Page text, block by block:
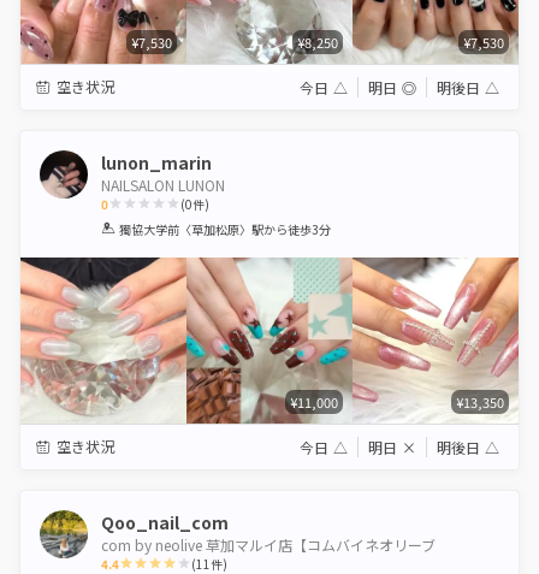
¥7,530 ¥8,250 ¥7,530
空き状況 今日 △ 明日 ◎ 明後日 △
lunon_marin
NAILSALON LUNON
0
1 2 3 4 5
(0件)
獨協大学前〈草加松原〉駅から徒歩3分
¥11,000 ¥13,350
空き状況 今日 △ 明日 × 明後日 △
Qoo_nail_com
com by neolive 草加マルイ店【コムバイネオリーブ
4.4 (11件)